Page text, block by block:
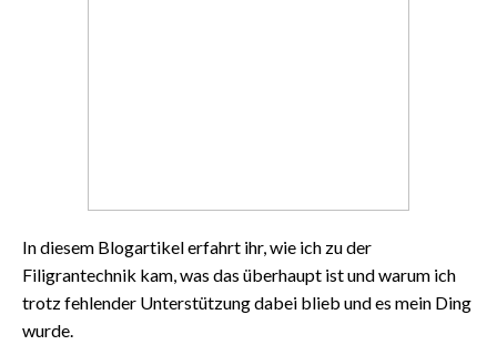
In diesem Blogartikel erfahrt ihr, wie ich zu der
Filigrantechnik kam, was das überhaupt ist und warum ich
trotz fehlender Unterstützung dabei blieb und es mein Ding
wurde.